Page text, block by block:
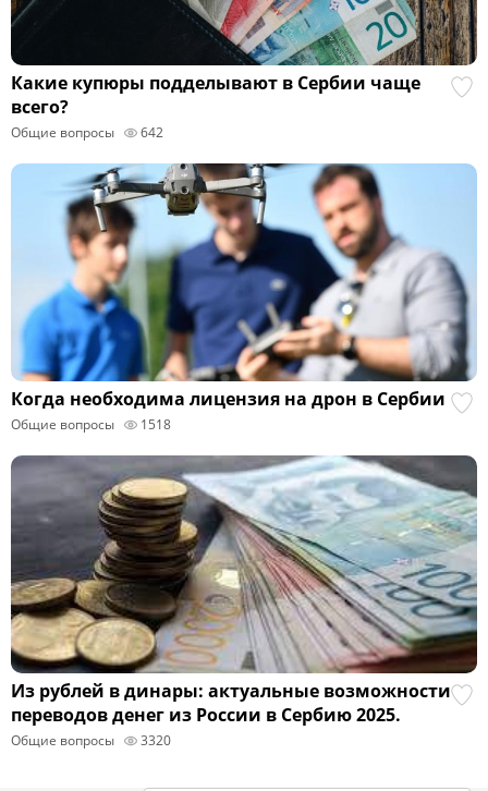
Какие купюры подделывают в Сербии чаще
всего?
Общие вопросы 642
Когда необходима лицензия на дрон в Сербии
Общие вопросы 1518
Из рублей в динары: актуальные возможности
переводов денег из России в Сербию 2025.
Общие вопросы 3320